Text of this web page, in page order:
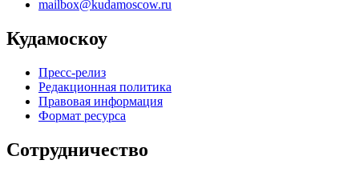
mailbox@kudamoscow.ru
Кудамоскоу
Пресс-релиз
Редакционная политика
Правовая информация
Формат ресурса
Сотрудничество